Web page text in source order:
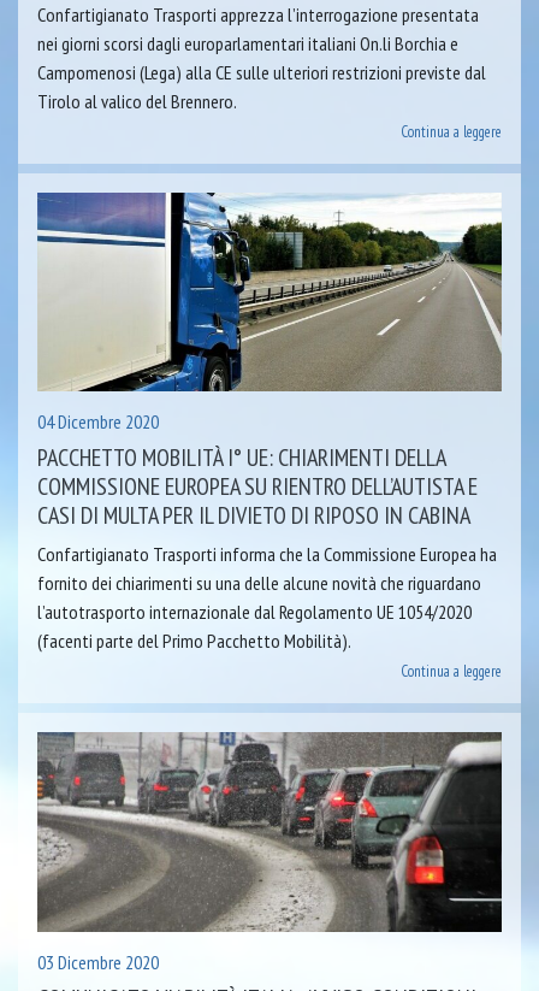
Confartigianato Trasporti apprezza l’interrogazione presentata
nei giorni scorsi dagli europarlamentari italiani On.li Borchia e
Campomenosi (Lega) alla CE sulle ulteriori restrizioni previste dal
Tirolo al valico del Brennero.
Continua a leggere
04 Dicembre 2020
PACCHETTO MOBILITÀ I° UE: CHIARIMENTI DELLA
COMMISSIONE EUROPEA SU RIENTRO DELL’AUTISTA E
CASI DI MULTA PER IL DIVIETO DI RIPOSO IN CABINA
Confartigianato Trasporti informa che la Commissione Europea ha
fornito dei chiarimenti su una delle alcune novità che riguardano
l’autotrasporto internazionale dal Regolamento UE 1054/2020
(facenti parte del Primo Pacchetto Mobilità).
Continua a leggere
03 Dicembre 2020